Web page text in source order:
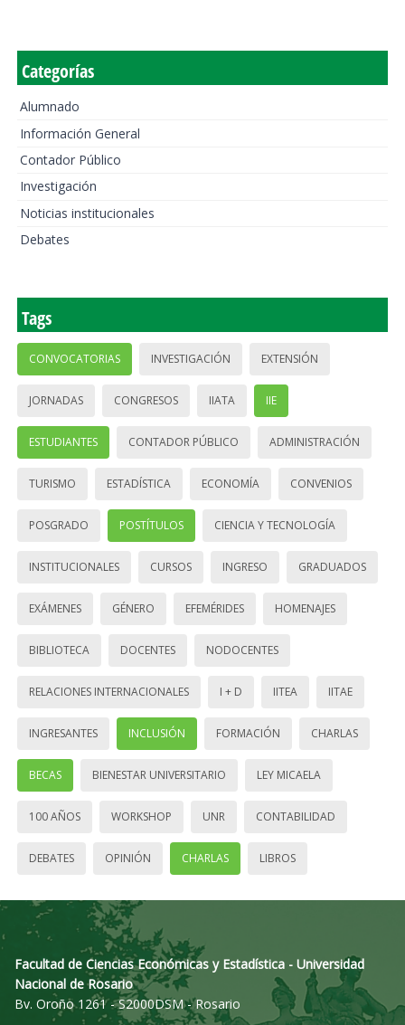
Categorías
Alumnado
Información General
Contador Público
Investigación
Noticias institucionales
Debates
Tags
CONVOCATORIAS INVESTIGACIÓN EXTENSIÓN
JORNADAS CONGRESOS IIATA IIE
ESTUDIANTES CONTADOR PÚBLICO ADMINISTRACIÓN
TURISMO ESTADÍSTICA ECONOMÍA CONVENIOS
POSGRADO POSTÍTULOS CIENCIA Y TECNOLOGÍA
INSTITUCIONALES CURSOS INGRESO GRADUADOS
EXÁMENES GÉNERO EFEMÉRIDES HOMENAJES
BIBLIOTECA DOCENTES NODOCENTES
RELACIONES INTERNACIONALES I + D IITEA IITAE
INGRESANTES INCLUSIÓN FORMACIÓN CHARLAS
BECAS BIENESTAR UNIVERSITARIO LEY MICAELA
100 AÑOS WORKSHOP UNR CONTABILIDAD
DEBATES OPINIÓN CHARLAS LIBROS
Facultad de Ciencias Económicas y Estadística - Universidad
Nacional de Rosario
Bv. Oroño 1261 - S2000DSM - Rosario